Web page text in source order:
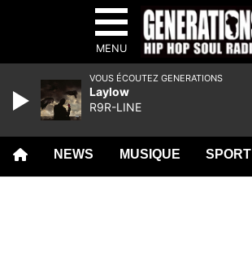
MENU
NEWS MUSIQUE SPORT
VOUS ÉCOUTEZ GENERATIONS
Laylow
R9R-LINE